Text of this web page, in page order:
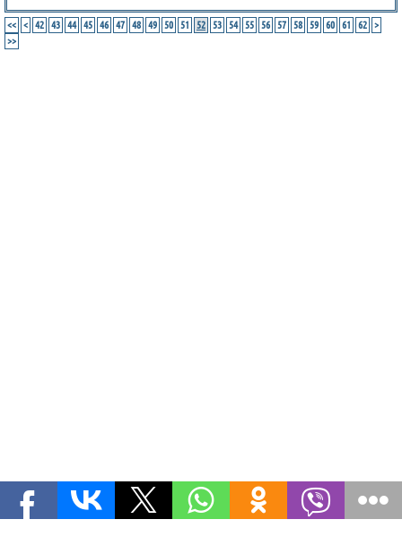
<< < 42 43 44 45 46 47 48 49 50 51 52 53 54 55 56 57 58 59 60 61 62
>
>>